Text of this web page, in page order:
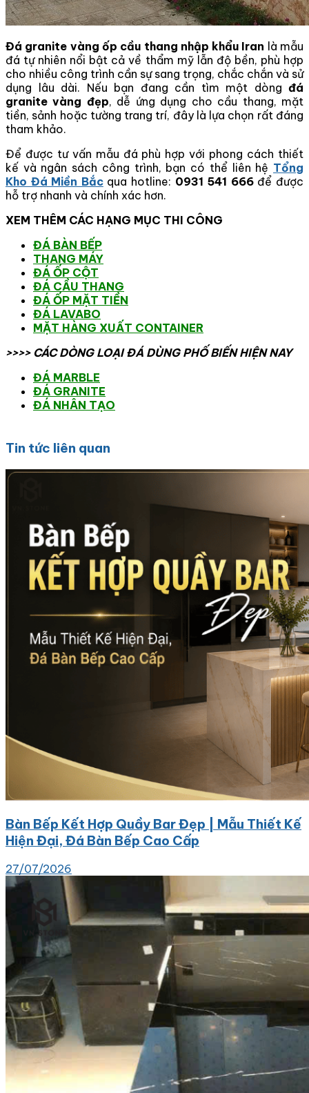
Đá granite vàng ốp cầu thang nhập khẩu Iran là mẫu
đá tự nhiên nổi bật cả về thẩm mỹ lẫn độ bền, phù hợp
cho nhiều công trình cần sự sang trọng, chắc chắn và sử
dụng lâu dài. Nếu bạn đang cần tìm một dòng đá
granite vàng đẹp, dễ ứng dụng cho cầu thang, mặt
tiền, sảnh hoặc tường trang trí, đây là lựa chọn rất đáng
tham khảo.
Để được tư vấn mẫu đá phù hợp với phong cách thiết
kế và ngân sách công trình, bạn có thể liên hệ Tổng
Kho Đá Miền Bắcqua hotline: 0931 541 666để được
hỗ trợ nhanh và chính xác hơn.
XEM THÊM CÁC HẠNG MỤC THI CÔNG
ĐÁ BÀN BẾP
THANG MÁY
ĐÁ ỐP CỘT
ĐÁ CẦU THANG
ĐÁ ỐP MẶT TIỀN
ĐÁ LAVABO
MẶT HÀNG XUẤT CONTAINER
>>>> CÁC DÒNG LOẠI ĐÁ DÙNG PHỐ BIẾN HIỆN NAY
ĐÁ MARBLE
ĐÁ GRANITE
ĐÁ NHÂN TẠO
Tin tức liên quan
Bàn Bếp Kết Hợp Quầy Bar Đẹp | Mẫu Thiết Kế
Hiện Đại, Đá Bàn Bếp Cao Cấp
27/07/2026